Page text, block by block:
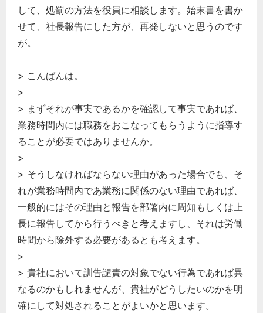
して、処罰の方法を役員に相談します。始末書を書か
せて、社長報告にした方が、再発しないと思うのです
が。
> こんばんは。
>
> まずそれが事実であるかを確認して事実であれば、
業務時間内には職務をおこなってもらうように指導す
ることが必要ではありませんか。
>
> そうしなければならない理由があった場合でも、そ
れが業務時間内であ業務に関係のない理由であれば、
一般的にはその理由と報告を部署内に周知もしくは上
長に報告してから行うべきと考えますし、それは労働
時間から除外する必要があるとも考えます。
>
> 貴社において訓告譴責の対象でない行為であれば異
なるのかもしれませんが、貴社がどうしたいのかを明
確にして対処されることがよいかと思います。